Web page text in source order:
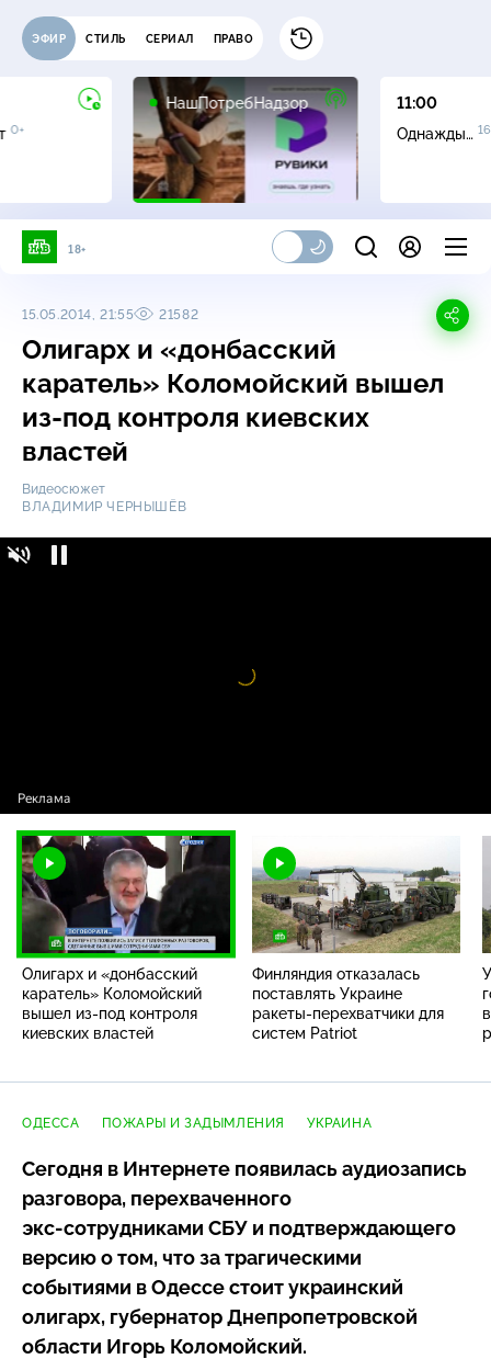
ЭФИР СТИЛЬ СЕРИАЛ ПРАВО
0+
НашПотребНадзор
16+
11:00
Однажды…
18+
15.05.2014, 21:55 21582
Олигарх и «донбасский
каратель» Коломойский вышел
из-под контроля киевских
властей
Видеосюжет
ВЛАДИМИР ЧЕРНЫШЁВ
Видео
проигрыватель
Олигарх и «донбасский каратель» Коломойский
Олигарх и «донбасский
каратель» Коломойский
вышел из-под контроля
киевских властей
Финляндия отказалась
поставлять Украине
ракеты-перехватчики для
систем Patriot
ОДЕССА ПОЖАРЫ И ЗАДЫМЛЕНИЯ УКРАИНА
Сегодня в Интернете появилась аудиозапись
разговора, перехваченного
экс-сотрудниками СБУ и подтверждающего
версию о том, что за трагическими
событиями в Одессе стоит украинский
олигарх, губернатор Днепропетровской
области Игорь Коломойский.